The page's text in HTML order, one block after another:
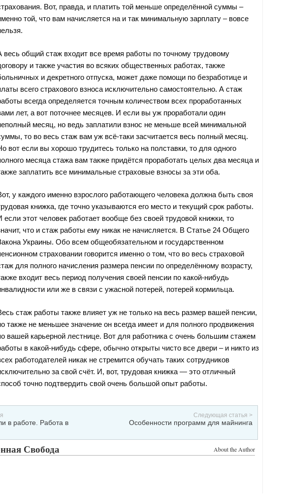
Вот, правда, и платить той меньше определённой суммы –
той, что вам начисляется на и так минимальную зарплату – вовсе
весь общий стаж входит все время работы по точному трудовому
и также участия во всяких общественных работах, также
и декретного отпуска, может даже помощи по безработице и
всего страхового взноса исключительно самостоятельно. А стаж
всегда определяется точным количеством всех проработанных
лет, а вот поточнее месяцев. И если вы уж проработали один
месяц, но ведь заплатили взнос не меньше всей минимальной
то во весь стаж вам уж всё-таки засчитается весь полный месяц.
вот если вы хорошо трудитесь только на полставки, то для одного
месяца стажа вам также придётся проработать целых два месяца и
заплатить все минимальные страховые взносы за эти оба.
у каждого именно взрослого работающего человека должна быть своя
книжка, где точно указываются его место и текущий срок работы.
если этот человек работает вообще без своей трудовой книжки, то
что и стаж работы ему никак не начисляется. В Статье 24 Общего
Украины. Обо всем общеобязательном и государственном
страховании говорится именно о том, что во весь страховой
для полного начисления размера пенсии по определённому возрасту,
входит весь период получения своей пенсии по какой-нибудь
или же в связи с ужасной потерей, потерей кормильца.
стаж работы также влияет уж не только на весь размер вашей пенсии,
также не меньшее значение он всегда имеет и для полного продвижения
вашей карьерной лестнице. Вот для работника с очень большим стажем
в какой-нибудь сфере, обычно открыты чисто все двери – и никто из
работодателей никак не стремится обучать таких сотрудников
за свой счёт. И, вот, трудовая книжка — это отличный
точно подтвердить свой очень большой опыт работы.
в работе. Работа в
Следующая статья >
Особенности программ для майнинга
About the Author
Свобода